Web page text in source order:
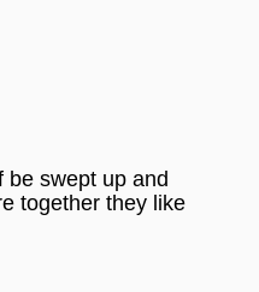
be swept up and
together they like